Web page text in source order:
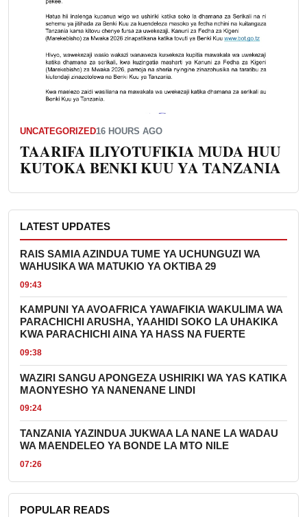
UNCATEGORIZED16 HOURS AGO
TAARIFA ILIYOTUFIKIA MUDA HUU
KUTOKA BENKI KUU YA TANZANIA
LATEST UPDATES
RAIS SAMIA AZINDUA TUME YA UCHUNGUZI WA
WAHUSIKA WA MATUKIO YA OKTIBA 29
09:43
KAMPUNI YA AVOAFRICA YAWAFIKIA WAKULIMA WA
PARACHICHI ARUSHA, YAAHIDI SOKO LA UHAKIKA
KWA PARACHICHI AINA YA HASS NA FUERTE
09:38
WAZIRI SANGU APONGEZA USHIRIKI WA YAS KATIKA
MAONYESHO YA NANENANE LINDI
09:24
TANZANIA YAZINDUA JUKWAA LA NANE LA WADAU
WA MAENDELEO YA BONDE LA MTO NILE
07:26
POPULAR READS